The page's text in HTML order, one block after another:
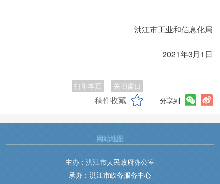
洪江市工业和信息化局
2021年3月1日
打印本页 关闭窗口
稿件收藏 分享到
主办：洪江市人民政府办公室
承办：洪江市政务服务中心
网站地图